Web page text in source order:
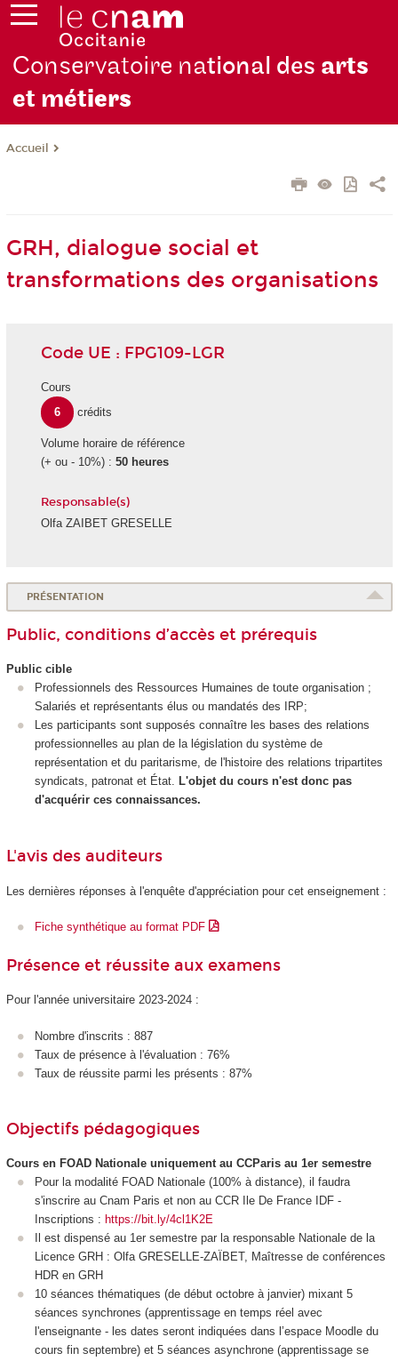
Conservatoire national des arts
et métiers
Accueil
GRH, dialogue social et
transformations des organisations
Code UE : FPG109-LGR
Cours
6
crédits
Volume horaire de référence
(+ ou - 10%) : 50 heures
Responsable(s)
Olfa ZAIBET GRESELLE
PRÉSENTATION
Public, conditions d’accès et prérequis
Public cible
Professionnels des Ressources Humaines de toute organisation ;
Salariés et représentants élus ou mandatés des IRP;
Les participants sont supposés connaître les bases des relations
professionnelles au plan de la législation du système de
représentation et du paritarisme, de l'histoire des relations tripartites
syndicats, patronat et État.
L'objet du cours n'est donc pas
d'acquérir ces connaissances.
L'avis des auditeurs
Les dernières réponses à l'enquête d'appréciation pour cet enseignement :
Fiche synthétique au format PDF
Présence et réussite aux examens
Pour l'année universitaire 2023-2024 :
Nombre d'inscrits : 887
Taux de présence à l'évaluation : 76%
Taux de réussite parmi les présents : 87%
Objectifs pédagogiques
Cours en FOAD Nationaleuniquement au CCParis au 1er semestre
Pour la modalité FOAD Nationale (100% à distance), il faudra
s'inscrire au Cnam Paris et non au CCR Ile De France IDF -
Inscriptions : https://bit.ly/4cl1K2E
Il est dispensé au 1er semestre par la responsable Nationale de la
Licence GRH : Olfa GRESELLE-ZAÏBET, Maîtresse de conférences
HDR en GRH
10 séances thématiques (de début octobre à janvier) mixant 5
séances synchrones (apprentissage en temps réel avec
l'enseignante - les dates seront indiquées dans l’espace Moodle du
cours fin septembre) et 5 séances asynchrone (apprentissage se